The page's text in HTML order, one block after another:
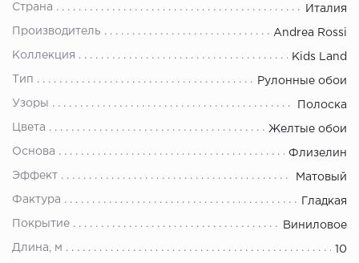
Страна Италия
Производитель Andrea Rossi
Коллекция Kids Land
Тип Рулонные обои
Узоры Полоска
Цвета Желтые обои
Основа Флизелин
Эффект Матовый
Фактура Гладкая
Покрытие Виниловое
Длина, м 10